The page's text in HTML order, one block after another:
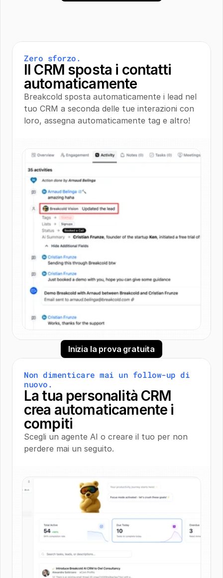
Inizia la prova gratuita
Zero sforzo.
Il CRM sposta i contatti
automaticamente
Breakcold sposta automaticamente i lead nel
tuo CRM a seconda delle tue interazioni con
loro, assegna automaticamente tag e altro!
Non dimenticare mai un follow-up di
nuovo.
La tua personalità CRM
crea automaticamente i
compiti
Scegli un agente AI o creare il tuo per non
perdere mai un seguito.